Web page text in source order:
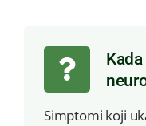
Simptomi koji